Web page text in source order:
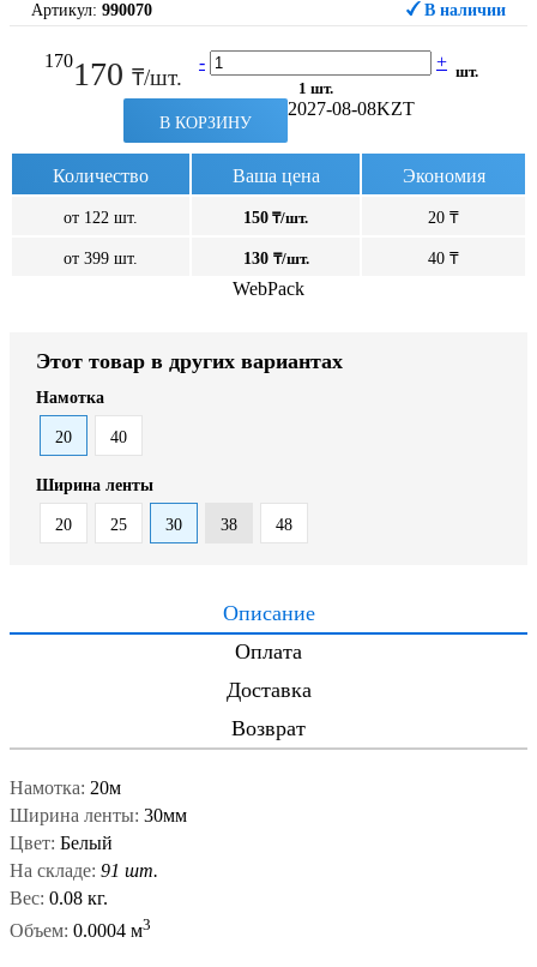
Артикул: 990070 В наличии
170170 ₸/шт.
- +
1 шт.
шт.
В КОРЗИНУ
2027-08-08KZT
Количество Ваша цена Экономия
от 122 шт. 150 ₸/шт. 20 ₸
от 399 шт. 130 ₸/шт. 40 ₸
WebPack
Этот товар в других вариантах
Намотка
20 40
Ширина ленты
20 25 30 38 48
Описание
Оплата
Доставка
Возврат
Намотка: 20м
Ширина ленты: 30мм
Цвет: Белый
На складе: 91 шт.
Вес: 0.08 кг.
Объем: 0.0004 м3